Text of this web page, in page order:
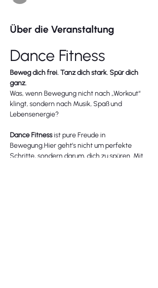
Über die Veranstaltung
Dance Fitness
Beweg dich frei. Tanz dich stark. Spür dich
ganz.
Was, wenn Bewegung nicht nach „Workout“
klingt, sondern nach Musik, Spaß und
Lebensenergie?
Dance Fitness ist pure Freude in
Bewegung.Hier geht’s nicht um perfekte
Schritte, sondern darum, dich zu spüren. Mit